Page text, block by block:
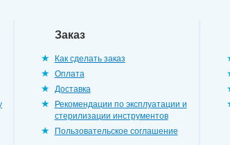
Заказ
Как сделать заказ
Оплата
Доставка
Рекомендации по эксплуатации и
стерилизации инструментов
Пользовательское соглашение